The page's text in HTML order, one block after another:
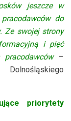
jeszcze w
do
Ze swojej strony
i pięć
–
priorytety